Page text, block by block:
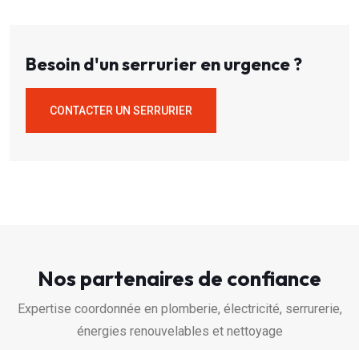
Besoin d'un serrurier en urgence ?
CONTACTER UN SERRURIER
Nos partenaires de confiance
Expertise coordonnée en plomberie, électricité, serrurerie,
énergies renouvelables et nettoyage